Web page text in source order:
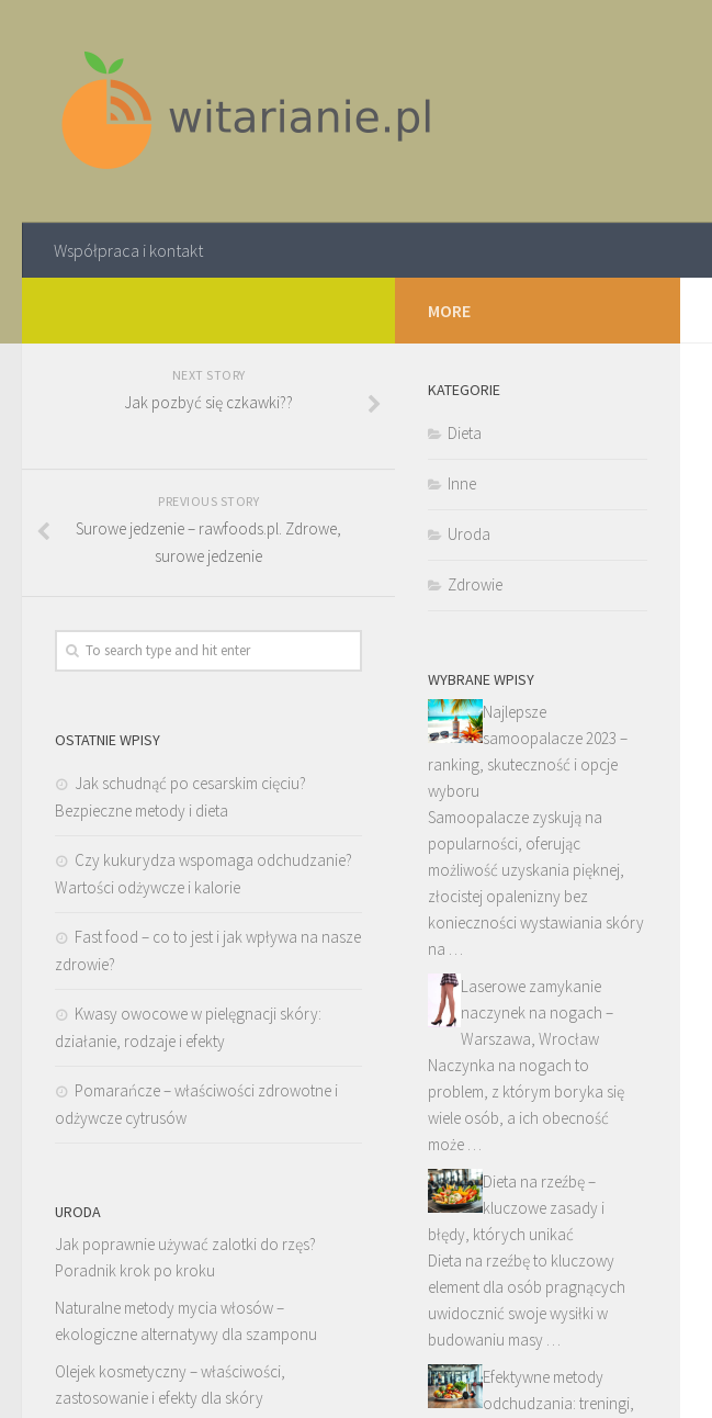
Współpraca i kontakt
NEXT STORY
Jak pozbyć się czkawki??
PREVIOUS STORY
Surowe jedzenie – rawfoods.pl. Zdrowe,
surowe jedzenie
OSTATNIE WPISY
Jak schudnąć po cesarskim cięciu?
Bezpieczne metody i dieta
Czy kukurydza wspomaga odchudzanie?
Wartości odżywcze i kalorie
Fast food – co to jest i jak wpływa na nasze
zdrowie?
Kwasy owocowe w pielęgnacji skóry:
działanie, rodzaje i efekty
Pomarańcze – właściwości zdrowotne i
odżywcze cytrusów
URODA
Jak poprawnie używać zalotki do rzęs?
Poradnik krok po kroku
Naturalne metody mycia włosów –
ekologiczne alternatywy dla szamponu
Olejek kosmetyczny – właściwości,
zastosowanie i efekty dla skóry
MORE
KATEGORIE
Dieta
Inne
Uroda
Zdrowie
WYBRANE WPISY
Najlepsze
samoopalacze 2023 –
ranking, skuteczność i opcje
wyboru
Samoopalacze zyskują na
popularności, oferując
możliwość uzyskania pięknej,
złocistej opalenizny bez
konieczności wystawiania skóry
na …
Laserowe zamykanie
naczynek na nogach –
Warszawa, Wrocław
Naczynka na nogach to
problem, z którym boryka się
wiele osób, a ich obecność
może …
Dieta na rzeźbę –
kluczowe zasady i
błędy, których unikać
Dieta na rzeźbę to kluczowy
element dla osób pragnących
uwidocznić swoje wysiłki w
budowaniu masy …
Efektywne metody
odchudzania: treningi,